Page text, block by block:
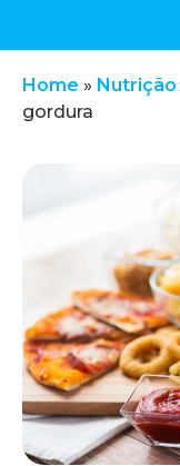
Home » Nutrição
gordura